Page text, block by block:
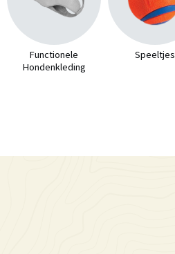
Functionele
Hondenkleding
Speeltjes